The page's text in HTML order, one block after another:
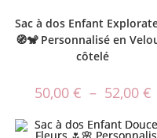
Sac à dos Enfant
🧭🐒 Personnalisé en
côtelé
50,00 € – 52,00 €